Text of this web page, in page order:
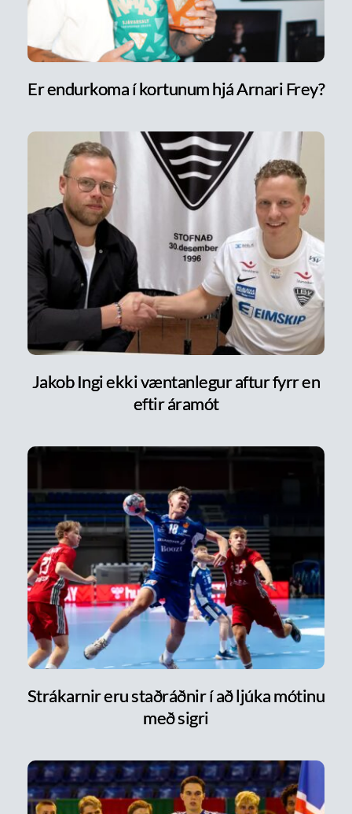
Er endurkoma í kortunum hjá Arnari Frey?
Jakob Ingi ekki væntanlegur aftur fyrr en
eftir áramót
Strákarnir eru staðráðnir í að ljúka mótinu
með sigri